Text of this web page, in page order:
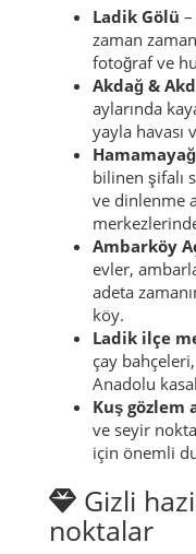
Ladik Gölü
zaman
fotoğraf ve
Akdağ &
aylarında
yayla havası
bilinen şifalı
ve dinlenme
Ambarköy
evler,
adeta
köy.
Ladik ilçe
çay
Anadolu
Kuş gözlem
ve seyir
için önemli
Gizli
noktalar